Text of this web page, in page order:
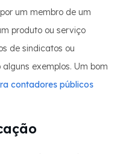
um membro de um
produto ou serviço
de sindicatos ou
exemplos. Um bom
contadores públicos